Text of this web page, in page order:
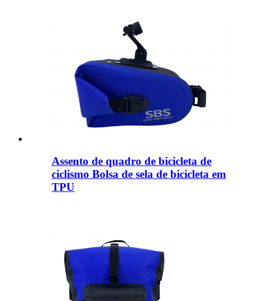
Assento de quadro de bicicleta de
ciclismo Bolsa de sela de bicicleta em
TPU